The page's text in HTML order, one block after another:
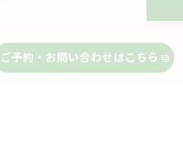
ご予約・お問い合わせはこちら
一宮駅前カウンセリング ALL RIGHTS